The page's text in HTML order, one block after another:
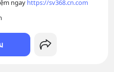
ngay https://sv368.cn.com